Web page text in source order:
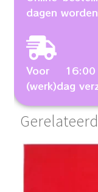
dagen
Voor
(werk)dag